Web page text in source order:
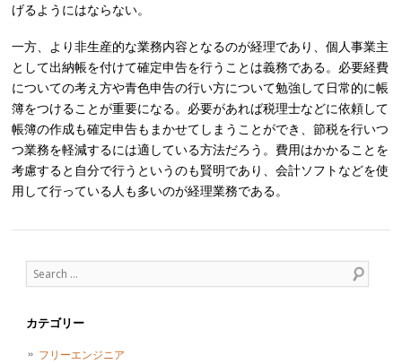
げるようにはならない。
一方、より非生産的な業務内容となるのが経理であり、個人事業主
として出納帳を付けて確定申告を行うことは義務である。必要経費
についての考え方や青色申告の行い方について勉強して日常的に帳
簿をつけることが重要になる。必要があれば税理士などに依頼して
帳簿の作成も確定申告もまかせてしまうことができ、節税を行いつ
つ業務を軽減するには適している方法だろう。費用はかかることを
考慮すると自分で行うというのも賢明であり、会計ソフトなどを使
用して行っている人も多いのが経理業務である。
Search
カテゴリー
フリーエンジニア